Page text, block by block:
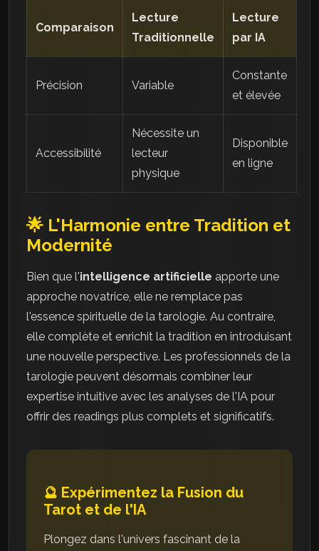
Comparaison
Lecture
Traditionnelle
Lecture
par IA
Précision Variable
Constante
et élevée
Accessibilité
Nécessite un
lecteur
physique
Disponible
en ligne
🌟 L'Harmonie entre Tradition et
Modernité
Bien que l'intelligence artificielle apporte une
approche novatrice, elle ne remplace pas
l'essence spirituelle de la tarologie. Au contraire,
elle complète et enrichit la tradition en introduisant
une nouvelle perspective. Les professionnels de la
tarologie peuvent désormais combiner leur
expertise intuitive avec les analyses de l'IA pour
offrir des readings plus complets et significatifs.
🔮 Expérimentez la Fusion du
Tarot et de l'IA
Plongez dans l'univers fascinant de la